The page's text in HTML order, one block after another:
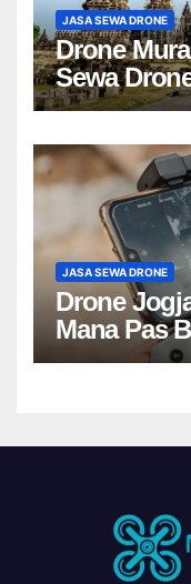
JASA SEWA DRONE
Drone
Sewa
JASA SEWA DRONE
Drone
Mana Pas
Sewa